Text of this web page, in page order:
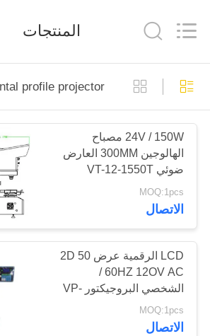
منزل،
بيت
منتجات
معلومات
جولة
المعمل
HUATEC
GROUP
Rights
المنتجات
profile projector
24V / 150W مصباح
الهالوجين 300MM العارض
ضوئي VT-12-1550T
لمجال ميكانيكي ، الكلية
MOQ:1pcs
الاتصال
LCD الرقمية عرض 2D 50
/ 60HZ 12OV AC
الشخصي البروجيكتور VP-
MOQ:1pcs
الاتصال